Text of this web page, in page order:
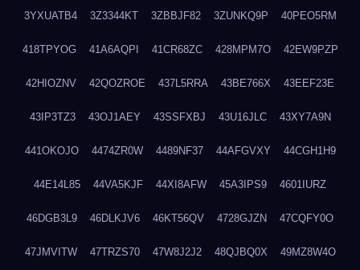
3YXUATB4 3Z3344KT 3ZBBJF82 3ZUNKQ9P 40PEO5RM
418TPYOG 41A6AQPI 41CR68ZC 428MPM7O 42EW9PZP
42HIOZNV 42QOZROE 437L5RRA 43BE766X 43EEF23E
43IP3TZ3 43OJ1AEY 43SSFXBJ 43U16JLC 43XY7A9N
441OKOJO 4474ZR0W 4489NF37 44AFGVXY 44CGH1H9
44E14L85 44VA5KJF 44XI8AFW 45A3IPS9 4601IURZ
46DGB3L9 46DLKJV6 46KT56QV 4728GJZN 47CQFY0O
47JMVITW 47TRZS70 47W8J2J2 48QJBQ0X 49MZ8W4O